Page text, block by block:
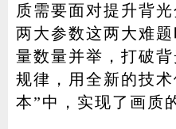
质需要面对提升背
两大参数这两大难
量数量并举，打破
规律，用全新的技
本”中，实现了画质